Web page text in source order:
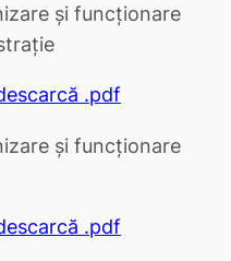
și funcționare
.pdf
și funcționare
.pdf